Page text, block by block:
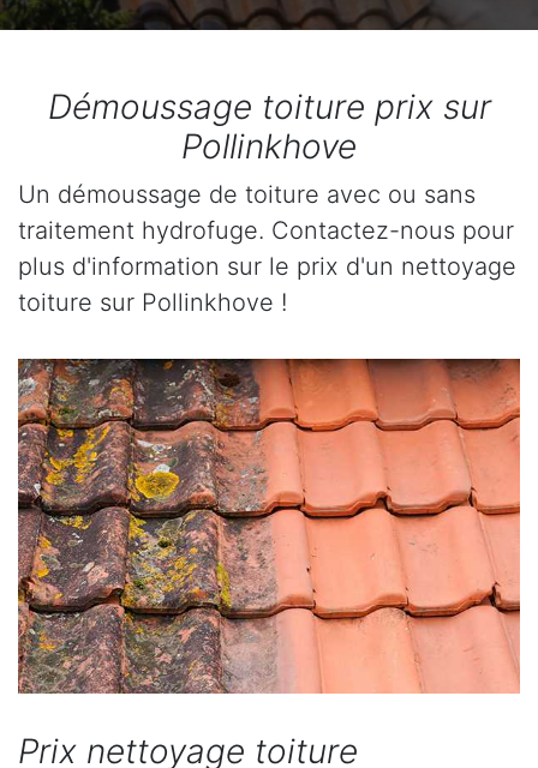
Démoussage toiture prix sur
Pollinkhove
Un démoussage de toiture avec ou sans
traitement hydrofuge. Contactez-nous pour
plus d'information sur le prix d'un nettoyage
toiture sur Pollinkhove !
Prix nettoyage toiture